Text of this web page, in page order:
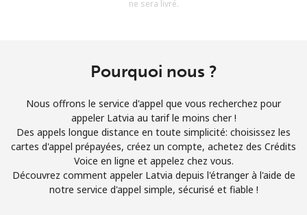
Bonjour!
Identifiez-vous ou INSCRIVEZ-VOUS →
ne sera livré.
Pourquoi nous ?
Nous offrons le service d'appel que vous recherchez pour
appeler Latvia au tarif le moins cher !
Des appels longue distance en toute simplicité: choisissez les
cartes d'appel prépayées, créez un compte, achetez des Crédits
Voice en ligne et appelez chez vous.
Découvrez comment appeler Latvia depuis l'étranger à l'aide de
notre service d'appel simple, sécurisé et fiable !